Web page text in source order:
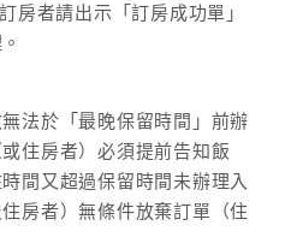
房者請出示「訂房成功單」
法於「最晚保留時間」前辦
住房者）必須提前告知飯
間又超過保留時間未辦理入
房者）無條件放棄訂單（住